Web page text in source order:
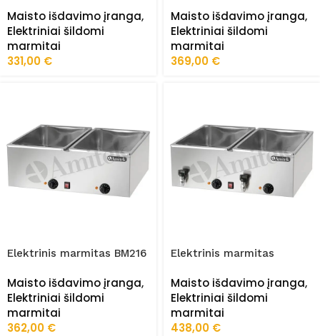
Maisto išdavimo įranga,
Elektriniai šildomi
marmitai
331,00 €
Maisto išdavimo įranga,
Elektriniai šildomi
marmitai
369,00 €
Elektrinis marmitas BM216
Maisto išdavimo įranga,
Elektriniai šildomi
marmitai
362,00 €
Elektrinis marmitas
Maisto išdavimo įranga,
Elektriniai šildomi
marmitai
438,00 €